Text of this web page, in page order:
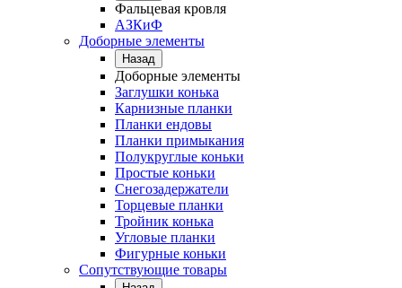
Фальцевая кровля
АЗКиФ
Доборные элементы
Назад
Доборные элементы
Заглушки конька
Карнизные планки
Планки ендовы
Планки примыкания
Полукруглые коньки
Простые коньки
Снегозадержатели
Торцевые планки
Тройник конька
Угловые планки
Фигурные коньки
Сопутствующие товары